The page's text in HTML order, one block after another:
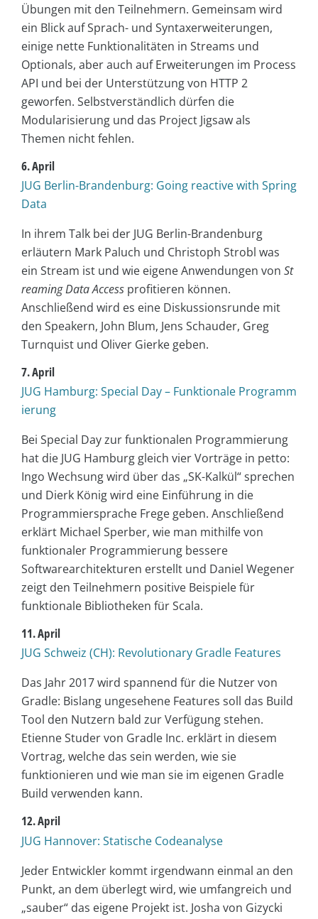
Übungen mit den Teilnehmern. Gemeinsam wird
ein Blick auf Sprach- und Syntaxerweiterungen,
einige nette Funktionalitäten in Streams und
Optionals, aber auch auf Erweiterungen im Process
API und bei der Unterstützung von HTTP 2
geworfen. Selbstverständlich dürfen die
Modularisierung und das Project Jigsaw als
Themen nicht fehlen.
6. April
JUG Berlin-Brandenburg: Going reactive with Spring
Data
In ihrem Talk bei der JUG Berlin-Brandenburg
erläutern Mark Paluch und Christoph Strobl was
ein Stream ist und wie eigene Anwendungen von St
reaming Data Access profitieren können.
Anschließend wird es eine Diskussionsrunde mit
den Speakern, John Blum, Jens Schauder, Greg
Turnquist und Oliver Gierke geben.
7. April
JUG Hamburg: Special Day – Funktionale Programm
ierung
Bei Special Day zur funktionalen Programmierung
hat die JUG Hamburg gleich vier Vorträge in petto:
Ingo Wechsung wird über das „SK-Kalkül“ sprechen
und Dierk König wird eine Einführung in die
Programmiersprache Frege geben. Anschließend
erklärt Michael Sperber, wie man mithilfe von
funktionaler Programmierung bessere
Softwarearchitekturen erstellt und Daniel Wegener
zeigt den Teilnehmern positive Beispiele für
funktionale Bibliotheken für Scala.
11. April
JUG Schweiz (CH): Revolutionary Gradle Features
Das Jahr 2017 wird spannend für die Nutzer von
Gradle: Bislang ungesehene Features soll das Build
Tool den Nutzern bald zur Verfügung stehen.
Etienne Studer von Gradle Inc. erklärt in diesem
Vortrag, welche das sein werden, wie sie
funktionieren und wie man sie im eigenen Gradle
Build verwenden kann.
12. April
JUG Hannover: Statische Codeanalyse
Jeder Entwickler kommt irgendwann einmal an den
Punkt, an dem überlegt wird, wie umfangreich und
„sauber“ das eigene Projekt ist. Josha von Gizycki